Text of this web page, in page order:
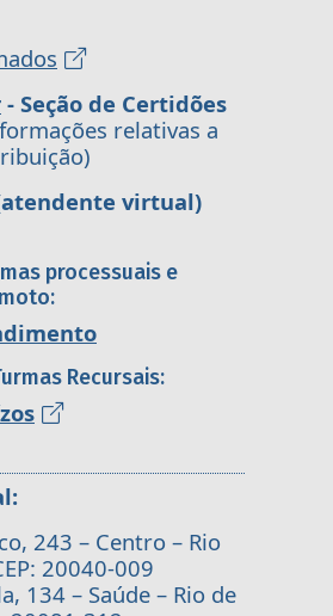
- Seção de Certidões
relativas a
virtual)
processuais e
Recursais:
243 – Centro – Rio
20040-009
134 – Saúde – Rio de